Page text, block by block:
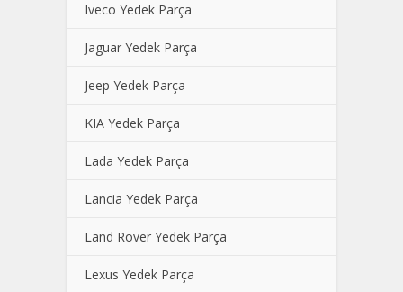
Iveco Yedek Parça
Jaguar Yedek Parça
Jeep Yedek Parça
KIA Yedek Parça
Lada Yedek Parça
Lancia Yedek Parça
Land Rover Yedek Parça
Lexus Yedek Parça